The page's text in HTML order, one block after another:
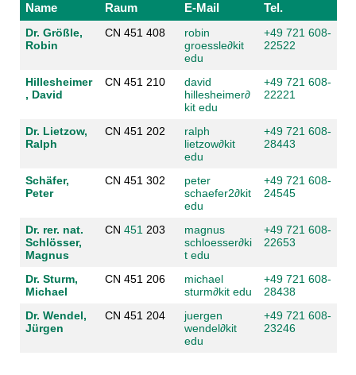
Name Raum E-Mail Tel.
Dr. Größle,
Robin
CN 451 408
robin
groessle∂kit
edu
+49 721 608-
22522
Hillesheimer
, David
CN 451 210
david
hillesheimer∂
kit edu
+49 721 608-
22221
Dr. Lietzow,
Ralph
CN 451 202
ralph
lietzow∂kit
edu
+49 721 608-
28443
Schäfer,
Peter
CN 451 302
peter
schaefer2∂kit
edu
+49 721 608-
24545
Dr. rer. nat.
Schlösser,
Magnus
CN 451 203
magnus
schloesser∂ki
t edu
+49 721 608-
22653
Dr. Sturm,
Michael
CN 451 206
michael
sturm∂kit edu
+49 721 608-
28438
Dr. Wendel,
Jürgen
CN 451 204
juergen
wendel∂kit
edu
+49 721 608-
23246